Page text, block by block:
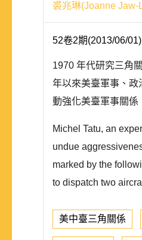
裘兆琳(Joanne Jaw-
52卷2期(2013/06/01)
1970 年代研究三角
年以來美臺軍事、政
動強化美臺軍事關係
Michel Tatu, an
undue
marked by the
to dispatch two
美中臺三角關係